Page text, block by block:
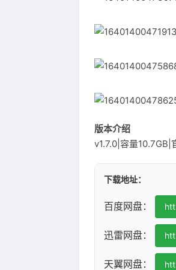
版本介绍
v1.7.0|容量10.7GB|
下载地址：
百度网盘：
迅雷网盘：
天翼网盘：